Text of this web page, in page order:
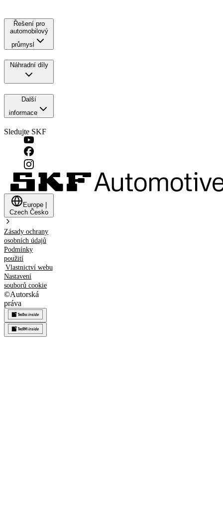
Řešení pro
automobilový
průmysl
Náhradní díly
Další
informace
Sledujte SKF
Europe
Czech Česko
Zásady ochrany
osobních údajů
Podmínky
použití
Vlastnictví webu
Nastavení
souborů cookie
©Autorská
práva